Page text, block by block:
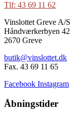
Tlf: 43 69 11 62
Vinslottet Greve A/S
Håndværkerbyen 42
2670 Greve
butik@vinslottet.dk
Fax. 43 69 11 65
Facebook Instagram
Åbningstider